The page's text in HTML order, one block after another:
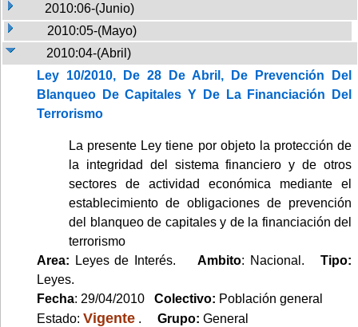
2010:06-(Junio)
2010:05-(Mayo)
2010:04-(Abril)
Ley 10/2010, De 28 De Abril, De Prevención Del
Blanqueo De Capitales Y De La Financiación Del
Terrorismo
La presente Ley tiene por objeto la protección de
la integridad del sistema financiero y de otros
sectores de actividad económica mediante el
establecimiento de obligaciones de prevención
del blanqueo de capitales y de la financiación del
terrorismo
Area: Leyes de Interés.Ambito: Nacional.Tipo:
Leyes.
Fecha: 29/04/2010 Colectivo: Población general
Estado: Vigente . Grupo: General